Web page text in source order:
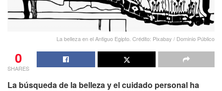
La belleza en el Antiguo Egipto. Crédito: Pixabay / Dominio Público
0
SHARES
La búsqueda de la belleza y el cuidado personal ha